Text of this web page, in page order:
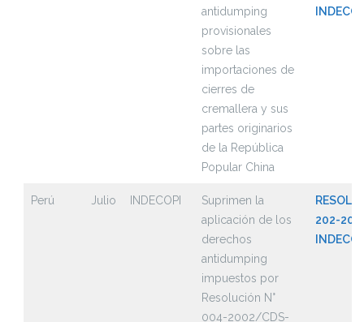
antidumping
provisionales
sobre las
importaciones de
cierres de
cremallera y sus
partes originarios
de la República
Popular China
Perú Julio INDECOPI
Suprimen la
aplicación de los
derechos
antidumping
impuestos por
Resolución N°
004-2002/CDS-
202-